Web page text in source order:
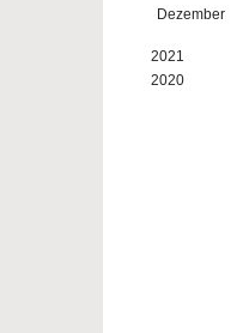
Dezember
2021
2020